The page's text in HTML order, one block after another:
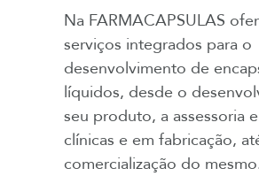
Na FARMACAPSULAS
serviços integrados para o
desenvolvimento de
líquidos, desde o
seu produto, a assessoria
clínicas e em fabricação,
comercialização do